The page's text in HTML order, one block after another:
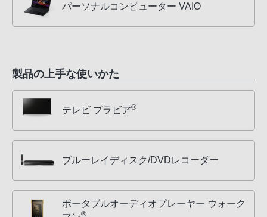
パーソナルコンピューター VAIO
製品の上手な使いかた
テレビ ブラビア®
ブルーレイディスク/DVDレコーダー
ポータブルオーディオプレーヤー ウォーク
®